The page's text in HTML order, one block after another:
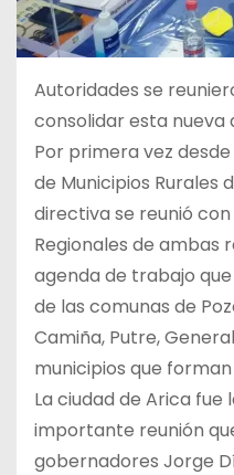
Autoridades se
consolidar esta nueva
Por primera vez
de Municipios Rurales
directiva se reunió
Regionales de ambas
agenda de trabajo
de las comunas de
Camiña, Putre,
municipios que
La ciudad de Arica fue
importante reunión
gobernadores Jorge